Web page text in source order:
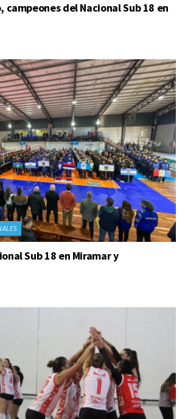
campeones del Nacional Sub 18 en
Sub 18 en Miramar y